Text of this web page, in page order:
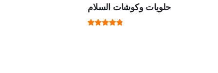
حلويات وكوشات السلام